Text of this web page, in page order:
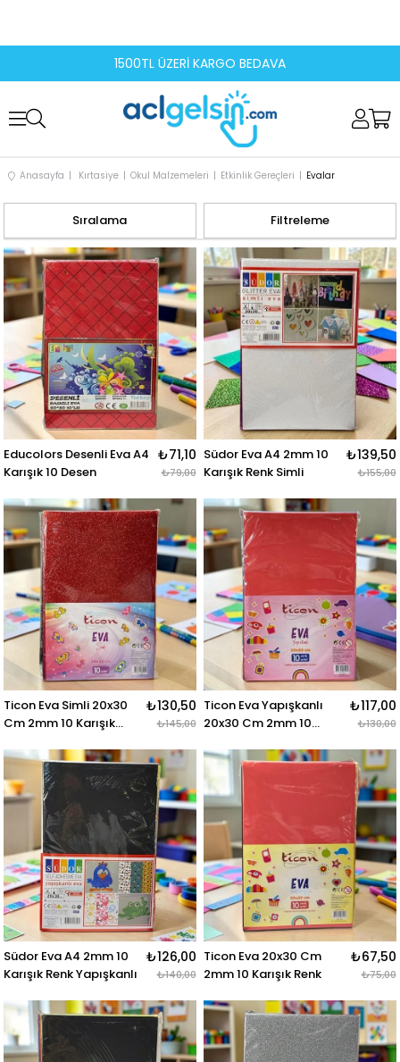
1500TL ÜZERİ KARGO BEDAVA
Anasayfa Kırtasiye Okul Malzemeleri Etkinlik Gereçleri Evalar
Filtreleme
Sıralama
Educolors Desenli Eva A4
Karışık 10 Desen
₺71,10
₺79,00
Südor Eva A4 2mm 10
Karışık Renk Simli
₺139,50
₺155,00
Ticon Eva Simli 20x30
Cm 2mm 10 Karışık
₺130,50
₺145,00
Ticon Eva Yapışkanlı
20x30 Cm 2mm 10
₺117,00
₺130,00
Südor Eva A4 2mm 10
Karışık Renk Yapışkanlı
₺126,00
₺140,00
Ticon Eva 20x30 Cm
2mm 10 Karışık Renk
₺67,50
₺75,00